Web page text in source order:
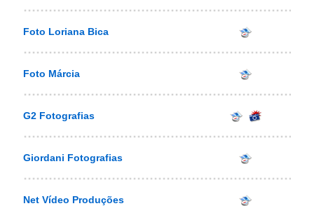
Foto Loriana Bica
Foto Márcia
G2 Fotografias
Giordani Fotografias
Net Vídeo Produções